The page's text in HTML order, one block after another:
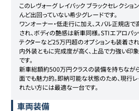
このレヴォーグ レイバック ブラックセレクショ
んど出回っていない希少グレードです。
ワンオーナー・低走行に加え、スバル正規店
され、ボディの艶感は新車同様。STIエアロパ
テクターなど25万円超のオプションも装着され
内外装ともに完成度が高く、上品で力強い印
です。
新車総額約500万円クラスの装備を持ちなが
面でも魅力的。即納可能な状態のため、現行
れたい方には最適な一台です。
車両装備